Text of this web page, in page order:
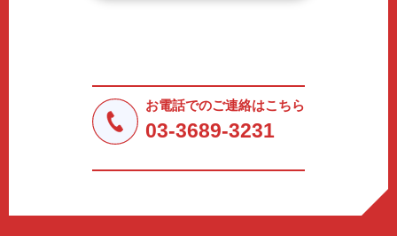
a.応募者等からのお問い合わせに対応・管理するため
b.本ウェブサイトにおけるサービスの提供・運用のため
3. プライバシー尊重
お電話でのご連絡はこちら
03-3689-3231